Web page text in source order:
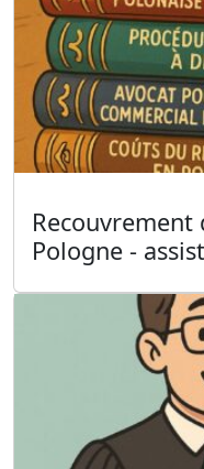
Recouvrement
Pologne -